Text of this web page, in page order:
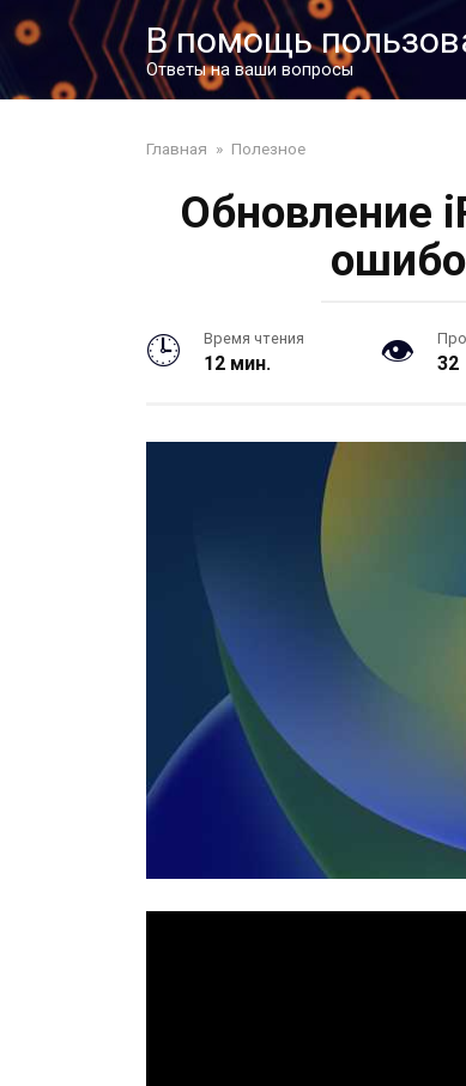
Перейти
В помощь
Ответы на ваши вопросы
Главная » Полезное
Обновление
Время чтения
12 мин. 32